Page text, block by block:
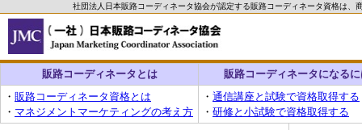
社団法人日本販路コーディネータ協会が認定する販路コーディネータ資格は
販路コーディネータとは
販路コーディネータになる
・ 販路コーディネータ資格とは
・ マネジメントマーケティングの考え方
・ 通信講座と試験で資格取得する
・ 研修と小試験で資格取得する